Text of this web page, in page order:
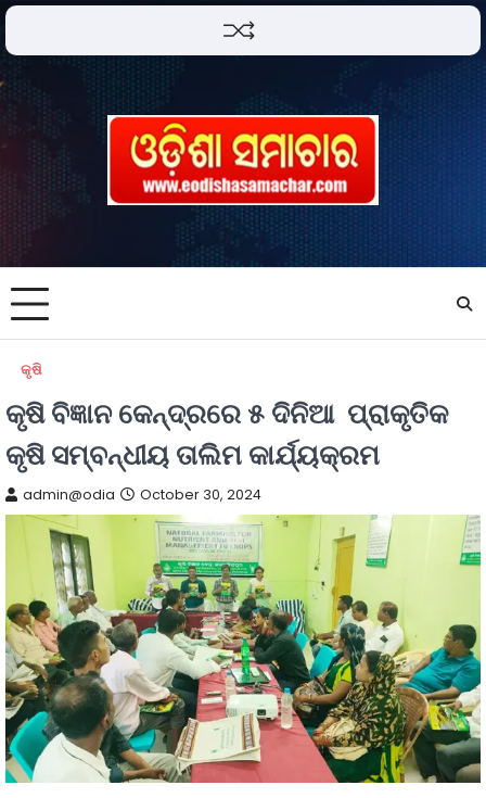
କୃଷି
କୃଷି ବିଜ୍ଞାନ କେନ୍ଦ୍ରରେ ୫ ଦିନିଆ ପ୍ରାକୃତିକ
କୃଷି ସମ୍ବନ୍ଧୀୟ ତାଲିମ କାର୍ଯ୍ୟକ୍ରମ
admin@odia October 30, 2024